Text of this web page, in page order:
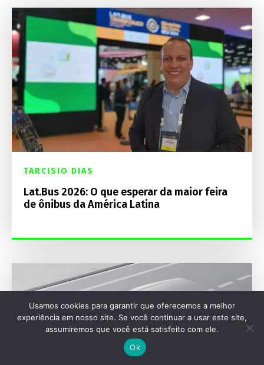
TARCISIO DIAS
Lat.Bus 2026: O que esperar da maior feira
de ônibus da América Latina
Usamos cookies para garantir que oferecemos a melhor
experiência em nosso site. Se você continuar a usar este site,
assumiremos que você está satisfeito com ele.
Ok